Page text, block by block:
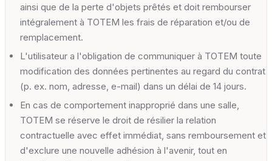
ainsi que de la perte d'objets prêtés et doit rembourser
intégralement à TOTEM les frais de réparation et/ou de
remplacement.
L'utilisateur a l'obligation de communiquer à TOTEM toute
modification des données pertinentes au regard du contrat
(p. ex. nom, adresse, e-mail) dans un délai de 14 jours.
En cas de comportement inapproprié dans une salle,
TOTEM se réserve le droit de résilier la relation
contractuelle avec effet immédiat, sans remboursement et
d'exclure une nouvelle adhésion à l'avenir, tout en